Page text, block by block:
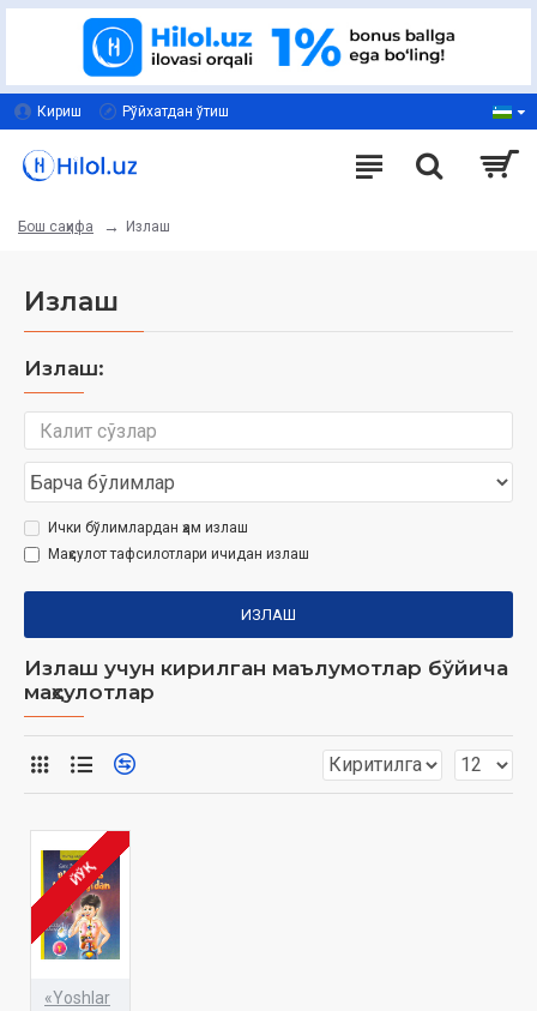
Кириш Рўйхатдан ўтиш
Бош саҳифа Излаш
Излаш
Излаш:
Ички бўлимлардан ҳам излаш
Маҳсулот тафсилотлари ичидан излаш
ИЗЛАШ
Излаш учун кирилган маълумотлар бўйича
маҳсулотлар
ЙЎҚ
«Yoshlar